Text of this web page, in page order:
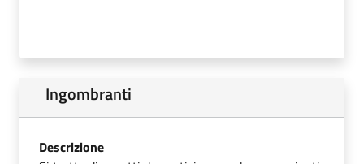
Ingombranti
Descrizione